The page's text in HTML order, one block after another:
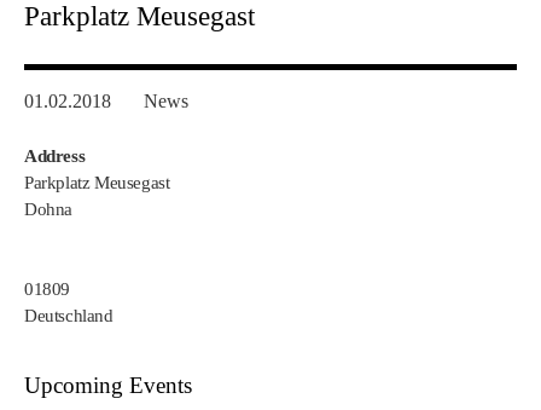
Parkplatz Meusegast
01.02.2018 News
Address
Parkplatz Meusegast
Dohna
01809
Deutschland
Upcoming Events